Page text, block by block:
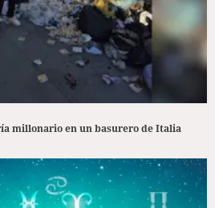
millonario en un basurero de Italia